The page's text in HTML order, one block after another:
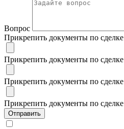
Вопрос
Прикрепить документы по сделке
Прикрепить документы по сделке
Прикрепить документы по сделке
Прикрепить документы по сделке